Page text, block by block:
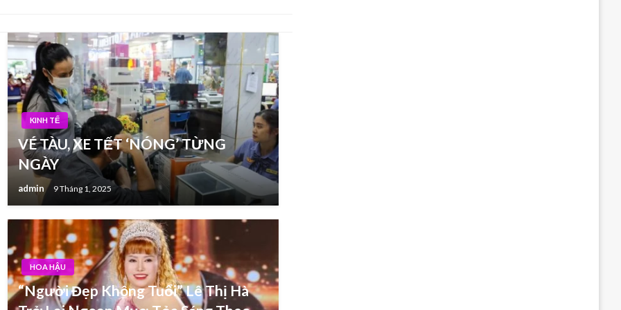
KINH TẾ
VÉ TÀU, XE TẾT ‘NÓNG’ TỪNG
NGÀY
admin 9 Tháng 1, 2025
HOA HẬU
“Người Đẹp Không Tuổi” Lê Thị Hà